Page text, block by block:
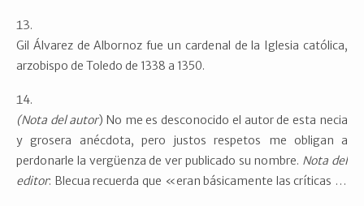
Gil Álvarez de Albornoz fue un cardenal de la Iglesia católica,
arzobispo de Toledo de 1338 a 1350.
(Nota del autor) No me es desconocido el autor de esta necia
y grosera anécdota, pero justos respetos me obligan a
perdonarle la vergüenza de ver publicado su nombre. Nota del
editor: Blecua recuerda que «eran básicamente las críticas de